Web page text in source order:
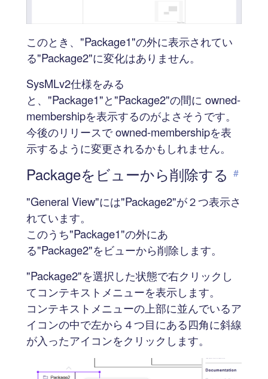
このとき、"Package1"の外に表示されてい
る"Package2"に変化はありません。
SysMLv2仕様をみる
と、"Package1"と"Package2"の間に owned-
membershipを表示するのがよさそうです。
今後のリリースで owned-membershipを表
示するように変更されるかもしれません。
Packageをビューから削除する #
"General View"には"Package2"が２つ表示さ
れています。
このうち"Package1"の外にあ
る"Package2"をビューから削除します。
"Package2"を選択した状態で右クリックし
てコンテキストメニューを表示します。
コンテキストメニューの上部に並んでいるア
イコンの中で左から４つ目にある四角に斜線
が入ったアイコンをクリックします。